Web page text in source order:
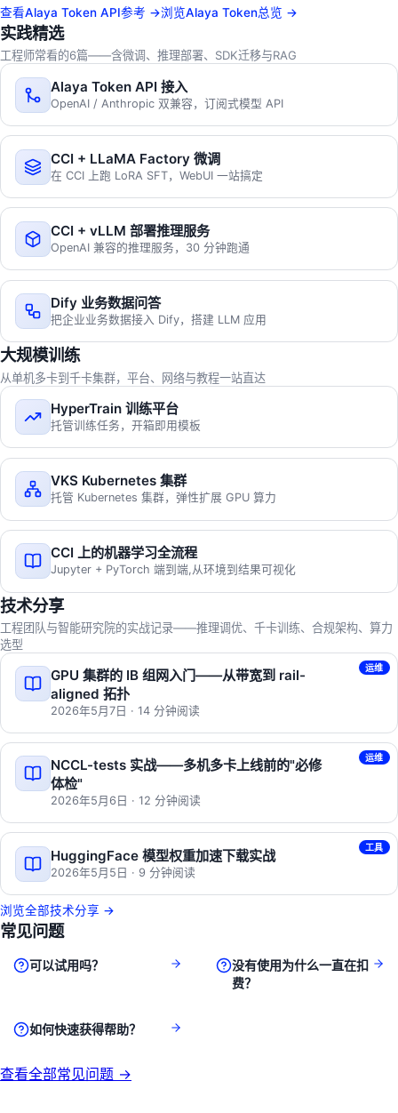
查看Alaya Token API参考 →浏览Alaya Token总览 →
实践精选
工程师常看的6篇——含微调、推理部署、SDK迁移与RAG
Alaya Token API 接入
OpenAI / Anthropic 双兼容，订阅式模型 API
CCI + LLaMA Factory 微调
在 CCI 上跑 LoRA SFT，WebUI 一站搞定
CCI + vLLM 部署推理服务
OpenAI 兼容的推理服务，30 分钟跑通
Dify 业务数据问答
把企业业务数据接入 Dify，搭建 LLM 应用
大规模训练
从单机多卡到千卡集群，平台、网络与教程一站直达
HyperTrain 训练平台
托管训练任务，开箱即用模板
VKS Kubernetes 集群
托管 Kubernetes 集群，弹性扩展 GPU 算力
CCI 上的机器学习全流程
Jupyter + PyTorch 端到端,从环境到结果可视化
技术分享
工程团队与智能研究院的实战记录——推理调优、千卡训练、合规架构、算力
选型
GPU 集群的 IB 组网入门——从带宽到 rail-
aligned 拓扑
运维
2026年5月7日 · 14 分钟阅读
NCCL-tests 实战——多机多卡上线前的"必修
体检"
运维
2026年5月6日 · 12 分钟阅读
HuggingFace 模型权重加速下载实战 工具
2026年5月5日 · 9 分钟阅读
浏览全部技术分享 →
常见问题
可以试用吗？
没有使用为什么一直在扣
费？
如何快速获得帮助？
查看全部常见问题 →